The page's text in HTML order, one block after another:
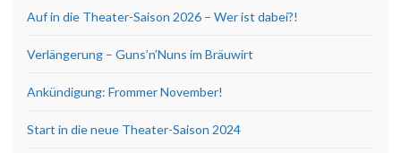
Auf in die Theater-Saison 2026 – Wer ist dabei?!
Verlängerung – Guns’n’Nuns im Bräuwirt
Ankündigung: Frommer November!
Start in die neue Theater-Saison 2024